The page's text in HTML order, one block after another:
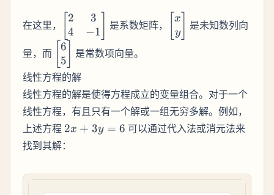
在这里，
\begin{bmatrix}
2 & 3 \\ 4 & -1
\end{bmatrix}
2
4
3
−1
是系数矩阵，
\begin{bmatrix}
x \\ y
[x
y
是未知数列向
量，而
\begin{bmatrix}
6 \\ 5
\end{bmatrix}
6
5
是常数项向量。
线性方程的解
线性方程的解是使得方程成立的变量组合。对于一个
线性方程，有且只有一个解或一组无穷多解。例如，
上述方程 2x
+
6
2x + 3y = 6 可以通过代入法或消元法来
找到其解：